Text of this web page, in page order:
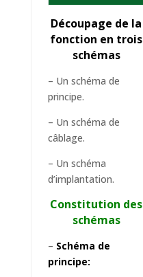
Découpage de la
fonction en trois
schémas
– Un schéma de
principe.
– Un schéma de
câblage.
– Un schéma
d’implantation.
Constitution des
schémas
– Schéma de
principe: